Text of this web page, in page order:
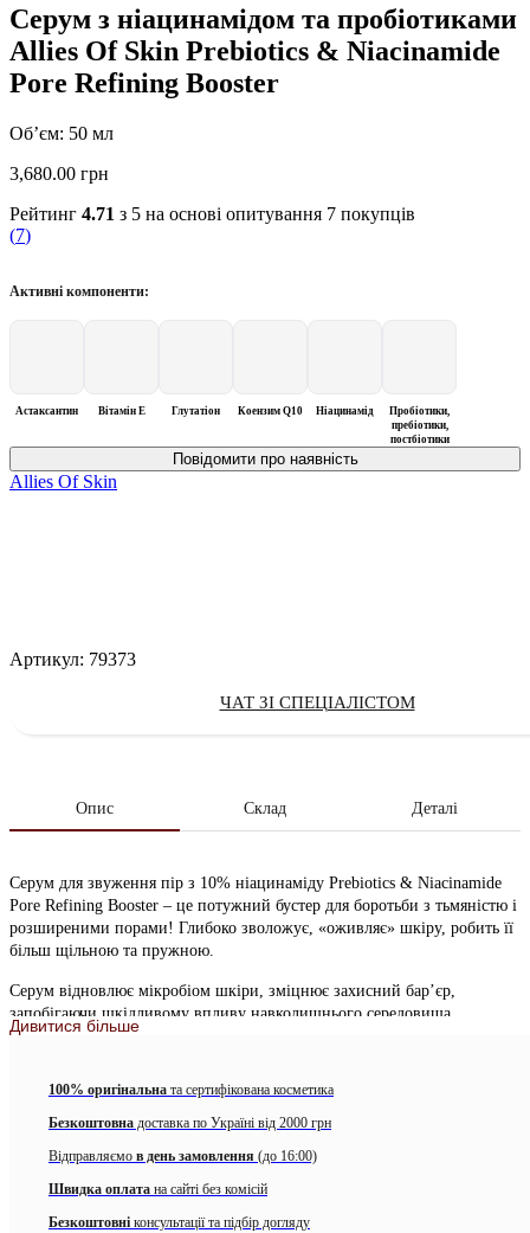
Серум з ніацинамідом та пробіотиками
Allies Of Skin Prebiotics & Niacinamide
Pore Refining Booster
Об’єм: 50 мл
3,680.00 грн
Рейтинг 4.71 з 5 на основі опитування 7 покупців
(7)
Активні компоненти:
Астаксантин Вітамін Е Глутатіон Коензим Q10 Ніацинамід
Пробіотики,
пребіотики,
постбіотики
Allies Of Skin
Артикул: 79373
ЧАТ ЗІ СПЕЦІАЛІСТОМ
Опис Склад Деталі
Серум для звуження пір з 10% ніацинаміду Prebiotics & Niacinamide
Pore Refining Booster – це потужний бустер для боротьби з тьмяністю і
розширеними порами! Глибоко зволожує, «оживляє» шкіру, робить її
більш щільною та пружною.
Серум відновлює мікробіом шкіри, зміцнює захисний бар’єр,
запобігаючи шкідливому впливу навколишнього середовища.
Перешкоджає появі запалень, заспокоює почервоніння, вирівнює тон
Засіб має дуже легку текстуру, приємно освіжає і швидко вбирається.
Представлено у зручній упаковці з дозатором.
Серум не містить ефірних олій, силіконів, сульфатів, спирту,
синтетичних барвників та ароматизаторів. Чи не тестується на тварин.
Дивитися більше
100% оригінальна та сертифікована косметика
Безкоштовна доставка по Україні від 2000 грн
Відправляємо в день замовлення (до 16:00)
Швидка оплата на сайті без комісій
Безкоштовні консультації та підбір догляду